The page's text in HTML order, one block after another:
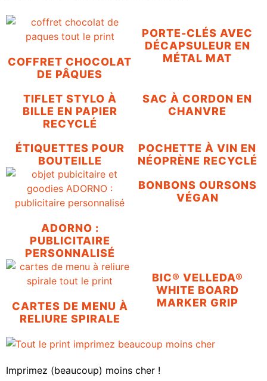
COFFRET CHOCOLAT
DE PÂQUES
PORTE-CLÉS AVEC
DÉCAPSULEUR EN
MÉTAL MAT
TIFLET STYLO À
BILLE EN PAPIER
RECYCLÉ
SAC À CORDON EN
CHANVRE
ÉTIQUETTES POUR
BOUTEILLE
POCHETTE À VIN EN
NÉOPRÈNE RECYCLÉ
ADORNO :
PUBLICITAIRE
PERSONNALISÉ
BONBONS OURSONS
VÉGAN
CARTES DE MENU À
RELIURE SPIRALE
BIC® VELLEDA®
WHITE BOARD
MARKER GRIP
Imprimez (beaucoup) moins cher !